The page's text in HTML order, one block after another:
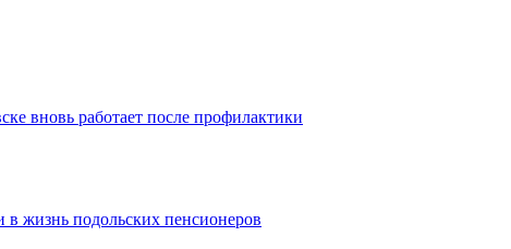
вновь работает после профилактики
жизнь подольских пенсионеров